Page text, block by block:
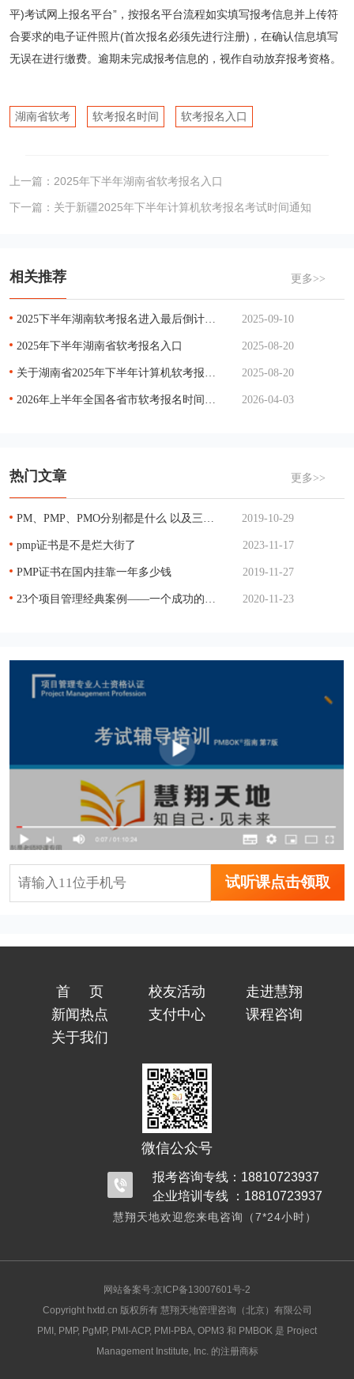
平)考试网上报名平台”，按报名平台流程如实填写报考信息并上传符
合要求的电子证件照片(首次报名必须先进行注册)，在确认信息填写
无误在进行缴费。逾期未完成报考信息的，视作自动放弃报考资格。
湖南省软考 软考报名时间 软考报名入口
上一篇： 2025年下半年湖南省软考报名入口
下一篇： 关于新疆2025年下半年计算机软考报名考试时间通知
相关推荐 更多>>
2025下半年湖南软考报名进入最后倒计时！抓紧最后机会完成报名 2025-09-10
2025年下半年湖南省软考报名入口 2025-08-20
2025-08-20
2026-04-03
热门文章 更多>>
2019-10-29
pmp证书是不是烂大街了 2023-11-17
PMP证书在国内挂靠一年多少钱 2019-11-27
2020-11-23
试听课点击领取
首页 校友活动
走进慧翔
新闻热点
支付中心
课程咨询
关于我们
微信公众号
报考咨询专线：18810723937
企业培训专线 ：18810723937
慧翔天地欢迎您来电咨询（7*24小时）
网站备案号:京ICP备13007601号-2
Copyright hxtd.cn 版权所有 慧翔天地管理咨询（北京）有限公司
PMI, PMP, PgMP, PMI-ACP, PMI-PBA, OPM3 和 PMBOK 是 Project
Management Institute, Inc. 的注册商标